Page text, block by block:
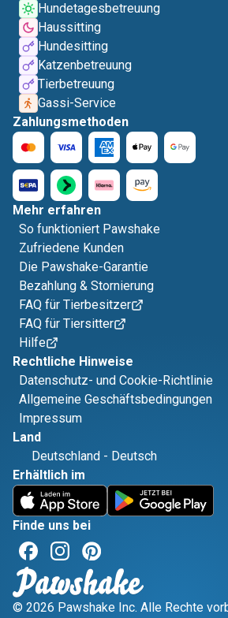
Hundetagesbetreuung
Haussitting
Hundesitting
Katzenbetreuung
Tierbetreuung
Gassi-Service
Zahlungsmethoden
Mehr erfahren
So funktioniert Pawshake
Zufriedene Kunden
Die Pawshake-Garantie
Bezahlung & Stornierung
FAQ für Tierbesitzer
FAQ für Tiersitter
Hilfe
Rechtliche Hinweise
Datenschutz- und Cookie-Richtlinie
Allgemeine Geschäftsbedingungen
Impressum
Land
Deutschland - Deutsch
Erhältlich im
Finde uns bei
© 2026 Pawshake Inc. Alle Rechte